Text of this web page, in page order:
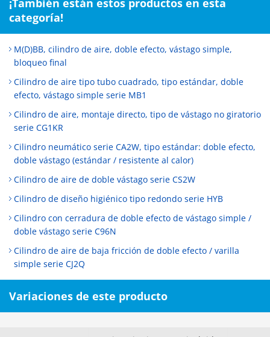
¡También están estos productos en esta
categoría!
M(D)BB, cilindro de aire, doble efecto, vástago simple,
bloqueo final
Cilindro de aire tipo tubo cuadrado, tipo estándar, doble
efecto, vástago simple serie MB1
Cilindro de aire, montaje directo, tipo de vástago no giratorio
serie CG1KR
Cilindro neumático serie CA2W, tipo estándar: doble efecto,
doble vástago (estándar / resistente al calor)
Cilindro de aire de doble vástago serie CS2W
Cilindro de diseño higiénico tipo redondo serie HYB
Cilindro con cerradura de doble efecto de vástago simple /
doble vástago serie C96N
Cilindro de aire de baja fricción de doble efecto / varilla
simple serie CJ2Q
Variaciones de este producto